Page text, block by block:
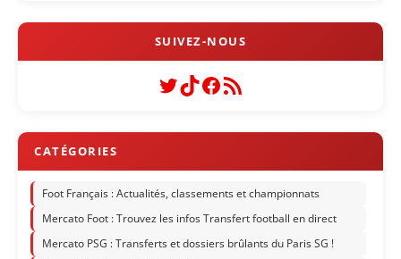
Twitter
TikTok
Facebook
Flux RSS
Foot Français : Actualités, classements et championnats
Mercato Foot : Trouvez les infos Transfert football en direct
Mercato PSG : Transferts et dossiers brûlants du Paris SG !